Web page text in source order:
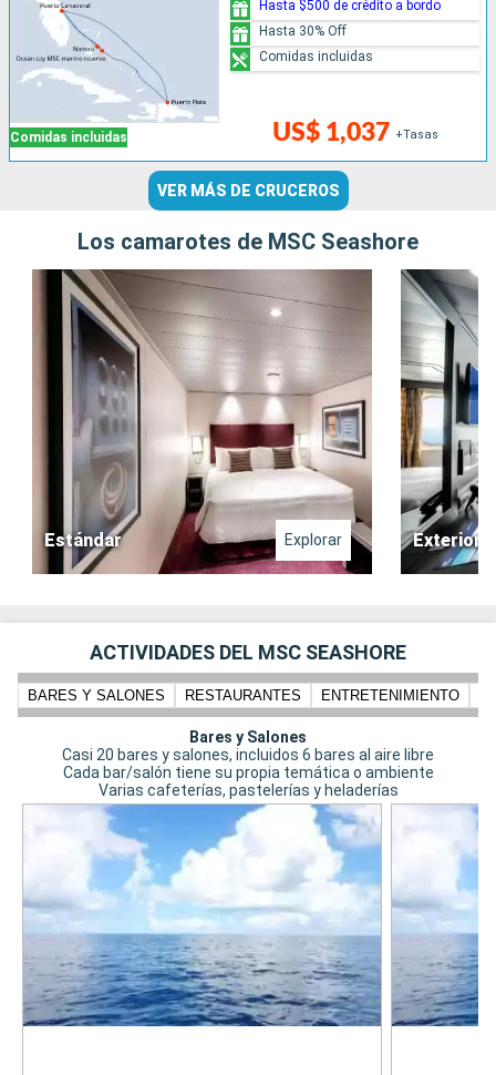
Comidas incluidas US$ 1,037 +Tasas
Hasta $500 de crédito a bordo
Hasta 30% Off
Comidas incluidas
VER MÁS DE CRUCEROS
Los camarotes de MSC Seashore
Estándar Explorar Exterior
ACTIVIDADES DEL MSC SEASHORE
BARES Y SALONES RESTAURANTES ENTRETENIMIENTO
Bares y Salones
Casi 20 bares y salones, incluidos 6 bares al aire libre
Cada bar/salón tiene su propia temática o ambiente
Varias cafeterías, pastelerías y heladerías